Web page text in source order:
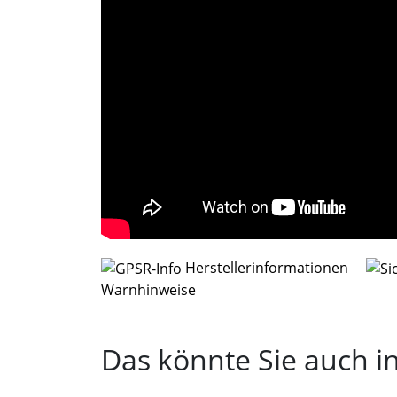
Herstellerinformationen
Warnhinweise
Das könnte Sie auch